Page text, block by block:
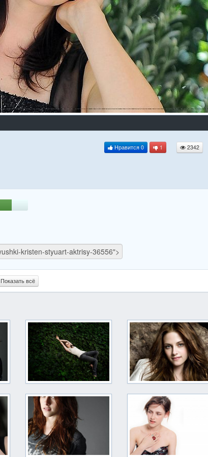
Нравится 0 1 2342
Показать всё